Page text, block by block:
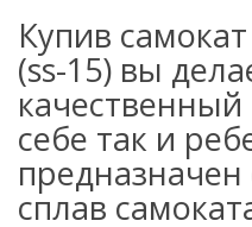
Купив
(ss-15) вы
качественный
себе так и
предназначен
сплав